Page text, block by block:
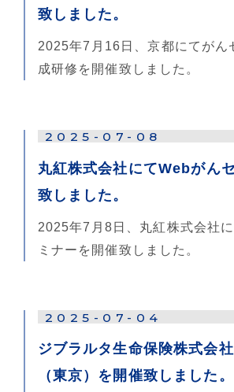
致しました。
2025年7月16日、京都にてがん
成研修を開催致しました。
2025-07-08
丸紅株式会社にてWebがん
致しました。
2025年7月8日、丸紅株式会社
ミナーを開催致しました。
2025-07-04
ジブラルタ生命保険株式会
（東京）を開催致しました。